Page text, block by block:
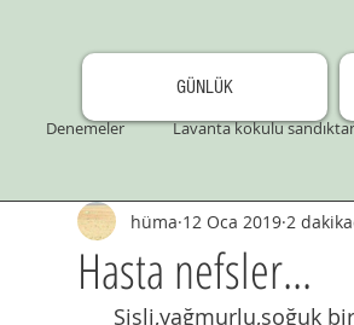
GÜNLÜK
Denemeler Lavanta kokulu
Hasta nefsler...
hüma 12 Oca 2019 2